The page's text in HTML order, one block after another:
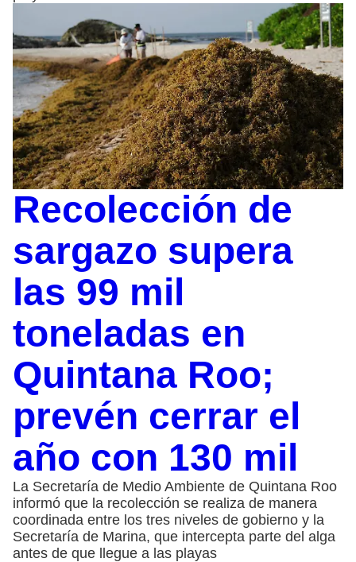
Recolección de
sargazo supera
las 99 mil
toneladas en
Quintana Roo;
prevén cerrar el
año con 130 mil
La Secretaría de Medio Ambiente de Quintana Roo
informó que la recolección se realiza de manera
coordinada entre los tres niveles de gobierno y la
Secretaría de Marina, que intercepta parte del alga
antes de que llegue a las playas